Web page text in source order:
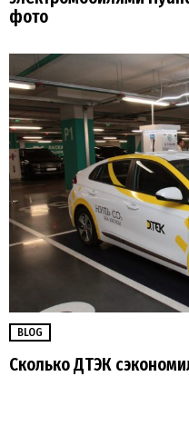
фото
BLOG
Сколько ДТЭК